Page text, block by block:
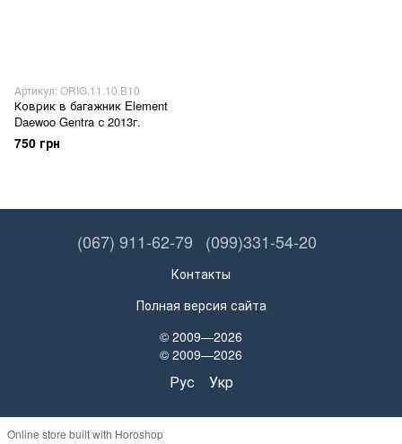
Артикул: ORIG.11.10.B10
Коврик в багажник Element
Daewoo Gentra с 2013г.
750 грн
(067) 911-62-79 (099)331-54-20
Контакты
Полная версия сайта
© 2009—2026
© 2009—2026
Рус Укр
Online store built with Horoshop